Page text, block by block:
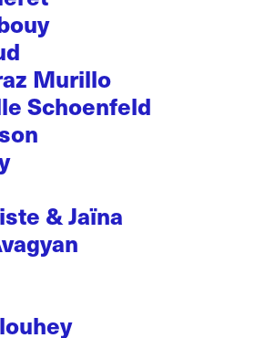
Murillo
Schoenfeld
& Jaïna